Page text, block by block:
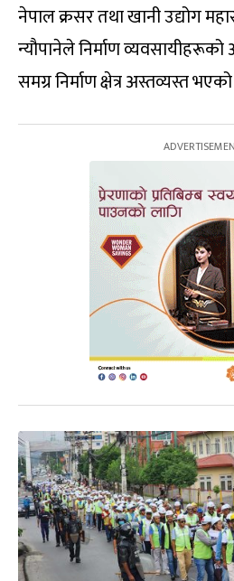
नेपाल क्रसर तथा खानी उद्योग
न्यौपानेले निर्माण
समग्र निर्माण क्षेत्र अस्तव्यस्त